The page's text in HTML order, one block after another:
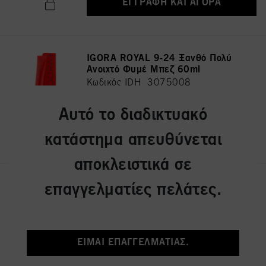
ΕΓΓΡΑΦΉ ΚΑΙ ΑΓΟΡΆ
IGORA ROYAL 9-24 Ξανθό Πολύ
Ανοιχτό Φυμέ Μπεζ 60ml
Κωδικός IDH 3075008
ΕΓΓΡΑΦΉ ΚΑΙ ΑΓΟΡΆ
IGORA ROYAL 7-42 Ξανθό
Μεσαίο Μπεζ Φυμέ 60ml
ΕΓΓΡΑΦΉ ΚΑΙ ΑΓΟΡΆ
Αυτό το διαδικτυακό
κατάστημα απευθύνεται
αποκλειστικά σε
επαγγελματίες πελάτες.
ΕΊΜΑΙ ΕΠΑΓΓΕΛΜΑΤΊΑΣ.